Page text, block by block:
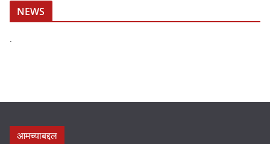
NEWS
.
आमच्याबद्दल